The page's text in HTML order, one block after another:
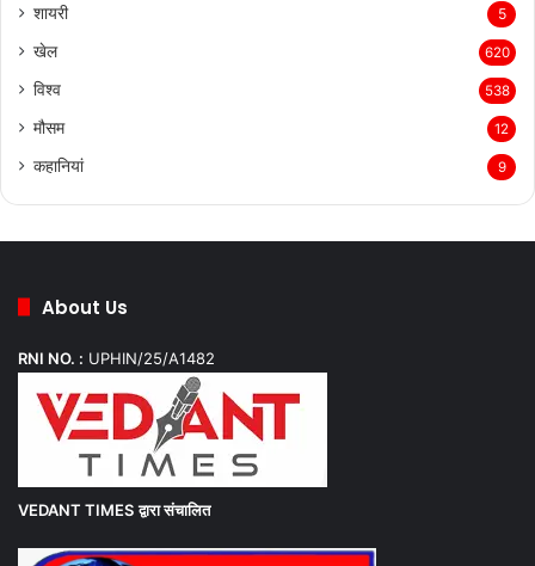
शायरी 5
खेल 620
विश्व 538
मौसम 12
कहानियां 9
About Us
RNI NO. : UPHIN/25/A1482
VEDANT TIMES द्वारा संचालित